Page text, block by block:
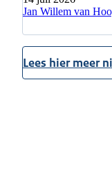
Jan Willem van
Lees hier meer